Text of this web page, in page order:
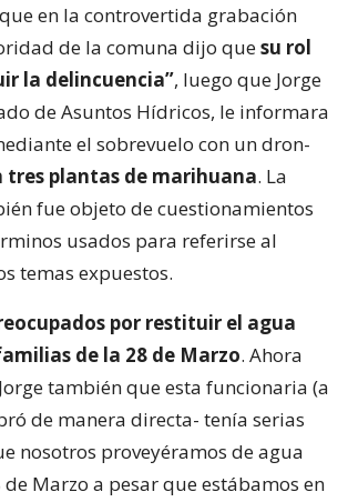
en la controvertida grabación
de la comuna dijo quesu rol
la delincuencia”, luego que Jorge
de Asuntos Hídricos, le informara
el sobrevuelo con un dron-
tres plantas de marihuana. La
fue objeto de cuestionamientos
usados para referirse al
temas expuestos.
por restituir el agua
de la 28 de Marzo. Ahora
también que esta funcionaria (a
de manera directa- tenía serias
nosotros proveyéramos de agua
Marzo a pesar que estábamos en